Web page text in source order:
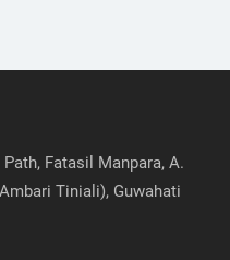
Fatasil Manpara, A.
Tiniali), Guwahati